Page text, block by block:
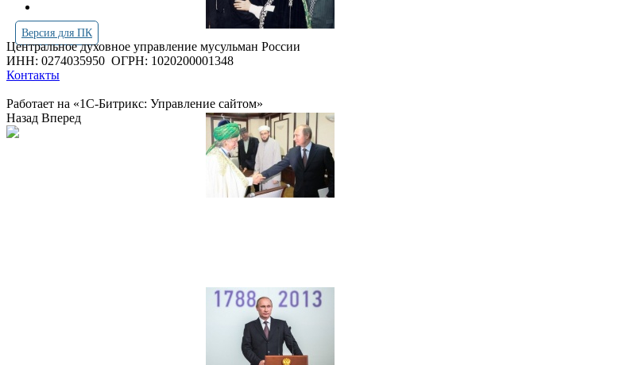
Версия для ПК
Центральное духовное управление мусульман России
ИНН: 0274035950 ОГРН: 1020200001348
Контакты
Работает на «1С-Битрикс: Управление сайтом»
Назад Вперед